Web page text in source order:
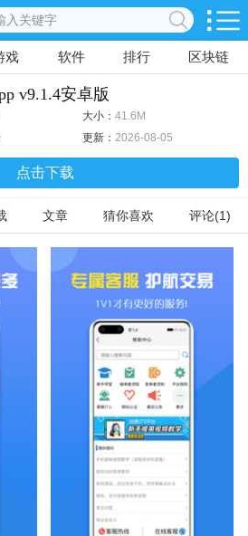
戏 软件 排行 区块链
v9.1.4安卓版
大小： 41.6M
更新： 2026-08-05
点击下载
文章 猜你喜欢 评论(1)